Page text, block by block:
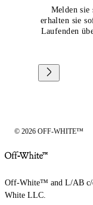
Melden sie
erhalten sie
Laufenden
© 2026 OFF-WHITE™
Off-White™ and L/AB c/
White LLC.